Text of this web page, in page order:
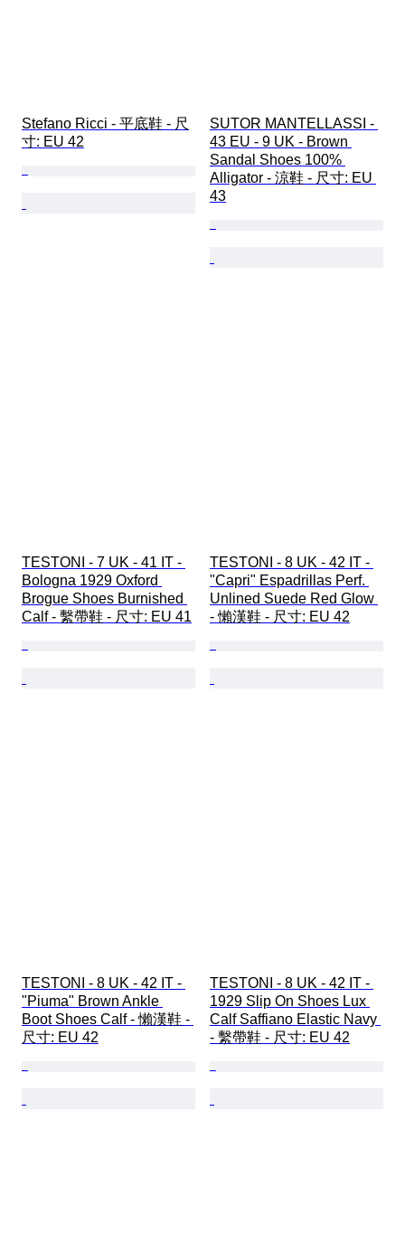
Stefano Ricci - 平底鞋 - 尺
寸: EU 42
SUTOR MANTELLASSI -
43 EU - 9 UK - Brown
Sandal Shoes 100%
Alligator - 涼鞋 - 尺寸: EU
43
TESTONI - 7 UK - 41 IT -
Bologna 1929 Oxford
Brogue Shoes Burnished
Calf - 繫帶鞋 - 尺寸: EU 41
TESTONI - 8 UK - 42 IT -
"Capri" Espadrillas Perf.
Unlined Suede Red Glow
- 懶漢鞋 - 尺寸: EU 42
TESTONI - 8 UK - 42 IT -
"Piuma" Brown Ankle
Boot Shoes Calf - 懶漢鞋 -
尺寸: EU 42
TESTONI - 8 UK - 42 IT -
1929 Slip On Shoes Lux
Calf Saffiano Elastic Navy
- 繫帶鞋 - 尺寸: EU 42